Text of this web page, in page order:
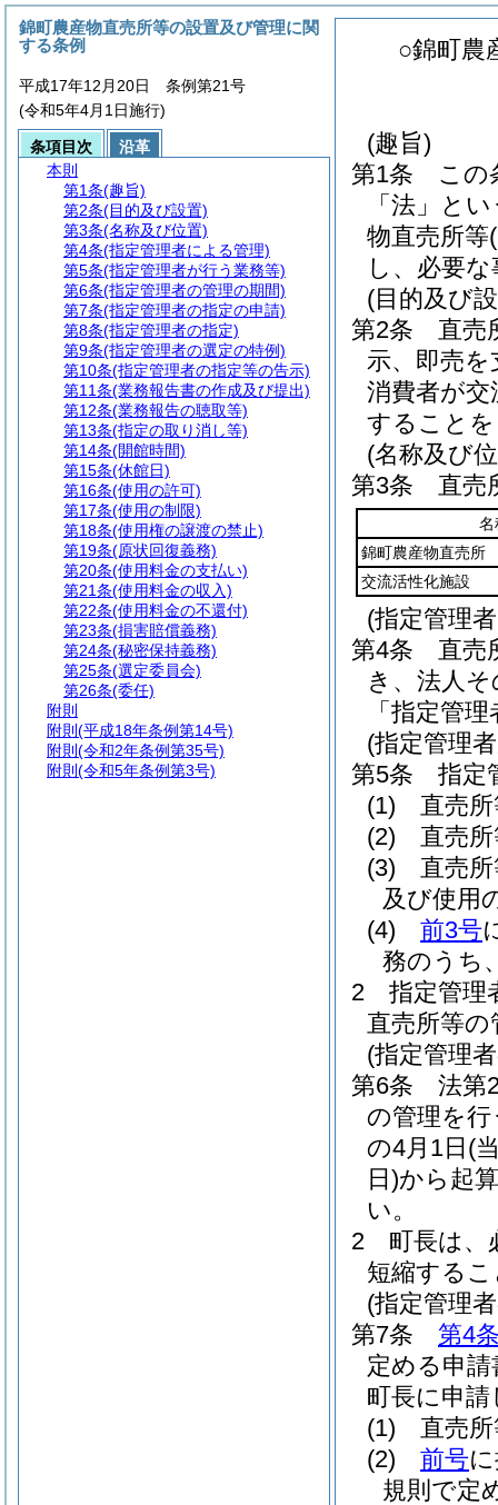
○錦町農
(趣旨)
第1条
この
「法」と
物直売所等
し、必要
(目的及び
第2条
直売
示、即売
消費者が
すること
(名称及び
第3条
直売
名
錦町農産物直売所
交流活性化施設
(指定管理
第4条
直売
き、法人
「指定管
(指定管理
第5条
指定
(1)
直売
(2)
直売
(3)
直売
及び使用
(4)
前3号
務のうち
2
指定管理
直売所等
(指定管理
第6条
法第
の管理を
の4月1日 (
日)から起
い。
2
町長は、
短縮する
(指定管理
第7条
第4
定める申
町長に申
(1)
直売
(2)
前号
規則で定
錦町農産物直売所等の設置及び管理に関
する条例
平成17年12月20日 条例第21号
(令和5年4月1日施行)
条項目次
沿革
本則
第1条(趣旨)
第2条(目的及び設置)
第3条(名称及び位置)
第4条(指定管理者による管理)
第5条(指定管理者が行う業務等)
第6条(指定管理者の管理の期間)
第7条(指定管理者の指定の申請)
第8条(指定管理者の指定)
第9条(指定管理者の選定の特例)
第10条(指定管理者の指定等の告示)
第11条(業務報告書の作成及び提出)
第12条(業務報告の聴取等)
第13条(指定の取り消し等)
第14条(開館時間)
第15条(休館日)
第16条(使用の許可)
第17条(使用の制限)
第18条(使用権の譲渡の禁止)
第19条(原状回復義務)
第20条(使用料金の支払い)
第21条(使用料金の収入)
第22条(使用料金の不還付)
第23条(損害賠償義務)
第24条(秘密保持義務)
第25条(選定委員会)
第26条(委任)
附則
附則 (平成18年条例第14号)
附則 (令和2年条例第35号)
附則 (令和5年条例第3号)